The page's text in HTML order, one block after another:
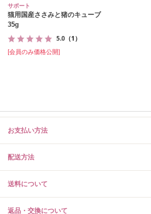
サポート
猫用国産ささみと猪のキューブ
35g
5.0 （1）
[会員のみ価格公開]
お支払い方法
配送方法
送料について
返品・交換について